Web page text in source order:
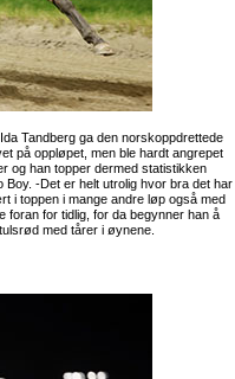
Tandberg ga den norskoppdrettede
på oppløpet, men ble hardt angrepet
og han topper dermed statistikken
-Det er helt utrolig hvor bra det har
i toppen i mange andre løp også med
foran for tidlig, for da begynner han å
med tårer i øynene.